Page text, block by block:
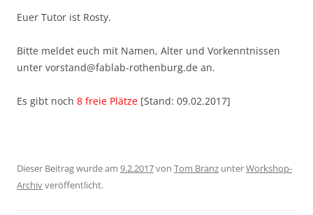
Euer Tutor ist Rosty.
Bitte meldet euch mit Namen, Alter und Vorkenntnissen
unter vorstand@fablab-rothenburg.de an.
Es gibt noch 8 freie Plätze [Stand: 09.02.2017]
Dieser Beitrag wurde am 9.2.2017von Tom Branz unterWorkshop-
Archivveröffentlicht.